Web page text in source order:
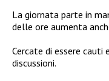
La giornata parte in
delle ore aumenta
Cercate di essere cauti
discussioni.